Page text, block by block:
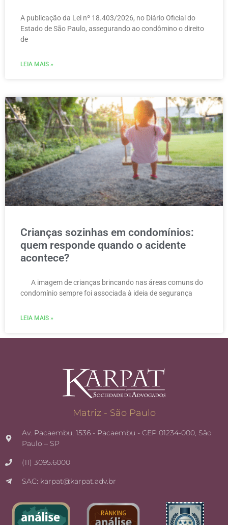
A publicação da Lei nº 18.403/2026, no Diário Oficial do
Estado de São Paulo, assegurando ao condômino o direito
de
LEIA MAIS »
Crianças sozinhas em condomínios:
quem responde quando o acidente
acontece?
A imagem de crianças brincando nas áreas comuns do
condomínio sempre foi associada à ideia de segurança
LEIA MAIS »
Matriz - São Paulo
Av. Pacaembu, 1536 - Pacaembu - CEP 01234-000, São
Paulo – SP
(11) 3095.6000
SAC: karpat@karpat.adv.br